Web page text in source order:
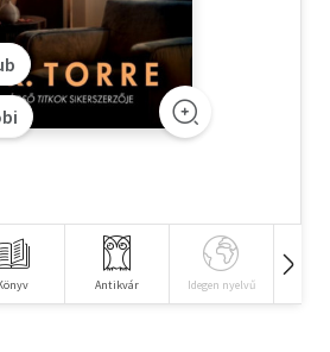
Antikvár Idegen nyelvű